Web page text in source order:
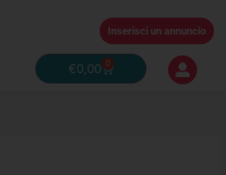
Inserisci un annuncio
€0,00 0
Carrello